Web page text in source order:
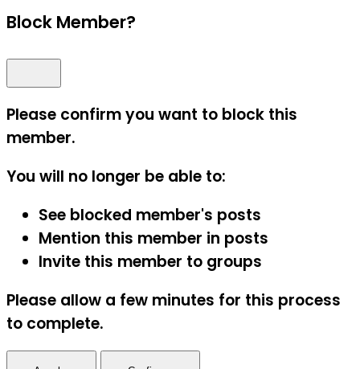
Block Member?
Please confirm you want to block this
member.
You will no longer be able to:
See blocked member's posts
Mention this member in posts
Invite this member to groups
Please allow a few minutes for this process
to complete.